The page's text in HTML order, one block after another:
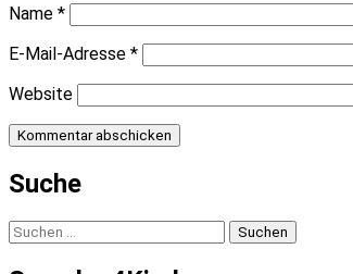
Name *
E-Mail-Adresse *
Website
Suche
Suchen
nach: